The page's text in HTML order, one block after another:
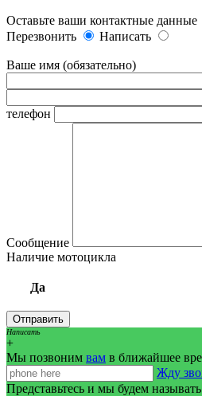
Оставьте ваши контактные данные
Перезвонить
Написать
Ваше имя (обязательно)
телефон
Сообщение
Наличие мотоцикла
Да
Написать
+
Мы позвоним вам в ближайшее
Жду
Представьтесь и мы будем